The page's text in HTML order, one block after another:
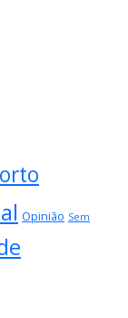
Opinião Sem